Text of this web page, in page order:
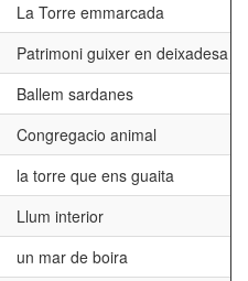
La Torre emmarcada
Patrimoni guixer en deixadesa
Ballem sardanes
Congregacio animal
la torre que ens guaita
Llum interior
un mar de boira